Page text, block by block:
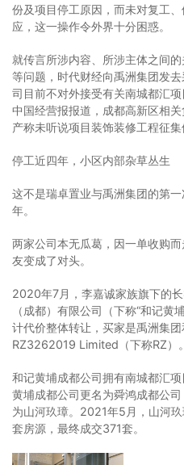
份及项目停工原因，而未对复工
应，这一操作令外界十分困惑。
就传言所涉内容、所涉主体之间
等问题，时代财经向禹洲集团发
司目前不对外接受有关南城都汇
中国经营报报道，成都高新区相
产称未听说项目装饰装修工程征集
停工近四年，小区内部杂草丛生
这不是瑞卓置业与禹洲集团的第
年。
两家公司本无瓜葛，因一单收购
友变成了对头。
2020年7月，李嘉诚家族旗下的
（成都）有限公司（下称“和记
计代价整体转让，买家是禹洲集
RZ3262019 Limited（下称RZ）。
和记黄埔成都公司拥有南城都汇
黄埔成都公司更名为舜鸿成都公
为山河玖璋。2021年5月，山河
套房源，最终成交371套。